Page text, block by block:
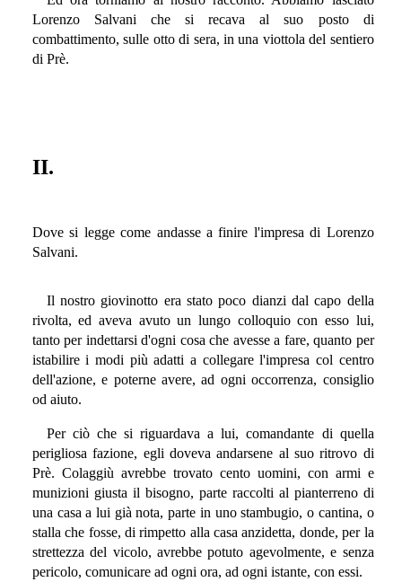
Lorenzo Salvani che si recava al suo posto di
combattimento, sulle otto di sera, in una viottola del sentiero
di Prè.
II.
Dove si legge come andasse a finire l'impresa di Lorenzo
Salvani.
Il nostro giovinotto era stato poco dianzi dal capo della
rivolta, ed aveva avuto un lungo colloquio con esso lui,
tanto per indettarsi d'ogni cosa che avesse a fare, quanto per
istabilire i modi più adatti a collegare l'impresa col centro
dell'azione, e poterne avere, ad ogni occorrenza, consiglio
od aiuto.
Per ciò che si riguardava a lui, comandante di quella
perigliosa fazione, egli doveva andarsene al suo ritrovo di
Prè. Colaggiù avrebbe trovato cento uomini, con armi e
munizioni giusta il bisogno, parte raccolti al pianterreno di
una casa a lui già nota, parte in uno stambugio, o cantina, o
stalla che fosse, di rimpetto alla casa anzidetta, donde, per la
strettezza del vicolo, avrebbe potuto agevolmente, e senza
pericolo, comunicare ad ogni ora, ad ogni istante, con essi.